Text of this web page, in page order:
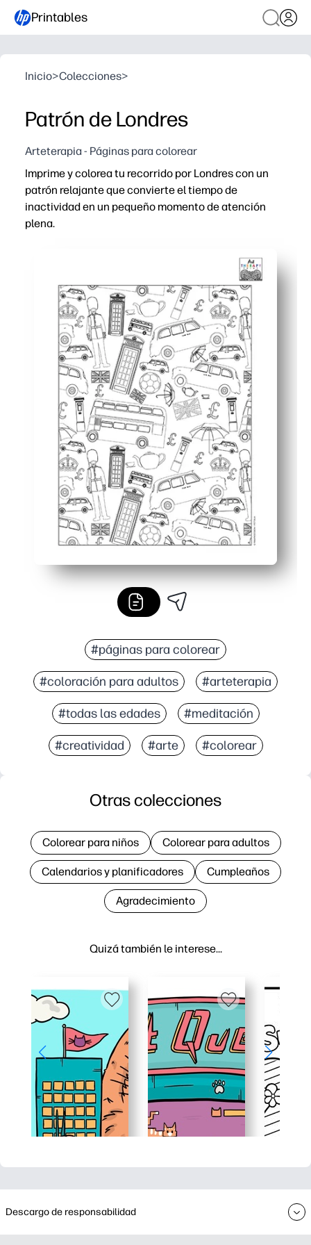
Printables
Inicio>Colecciones>
Patrón de Londres
Arteterapia - Páginas para colorear
Imprime y colorea tu recorrido por Londres con un
patrón relajante que convierte el tiempo de
inactividad en un pequeño momento de atención
plena.
Sin preparación: solo tienes que imprimir, coger
La repetición de íconos aumenta la concentración y
Desarrolla la motricidad fina y la confianza en el
Sparks habla sobre los lugares emblemáticos y los
#páginas para colorear
#coloración para adultos #arteterapia
#todas las edades #meditación
#creatividad #arte #colorear
Quizá también le interese…
Otras colecciones
Colorear para niños Colorear para adultos
Calendarios y planificadores Cumpleaños
Agradecimiento
Descargo de responsabilidad